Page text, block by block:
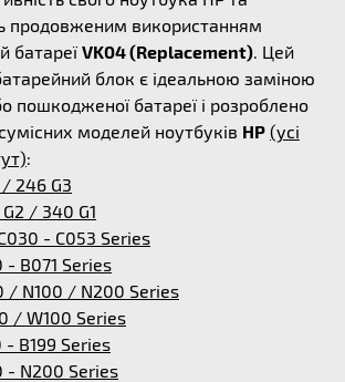
продовженим використанням
батареї VK04 (Replacement). Цей
блок є ідеальною заміною
пошкодженої батареї і розроблено
моделей ноутбуків HP (усі
:
246 G3
/ 340 G1
- C053 Series
B071 Series
/ N100 / N200 Series
/ W100 Series
B199 Series
- N200 Series